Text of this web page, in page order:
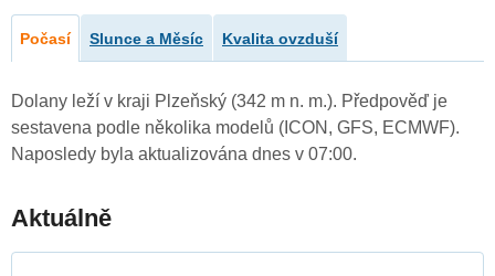
Počasí Slunce a Měsíc Kvalita ovzduší
Dolany leží v kraji Plzeňský (342 m n. m.). Předpověď je
sestavena podle několika modelů (ICON, GFS, ECMWF).
Naposledy byla aktualizována dnes v 07:00.
Aktuálně